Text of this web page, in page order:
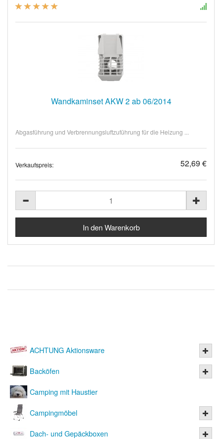
Wandkaminset AKW 2 ab 06/2014
Abgasführung und Verbrennungsluftzuführung für die Heizung ...
Verkaufspreis: 52,69 €
ACHTUNG Aktionsware
Backöfen
Camping mit Haustier
Campingmöbel
Dach- und Gepäckboxen